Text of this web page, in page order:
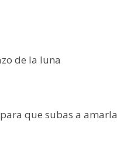
de la luna
que subas a amarla